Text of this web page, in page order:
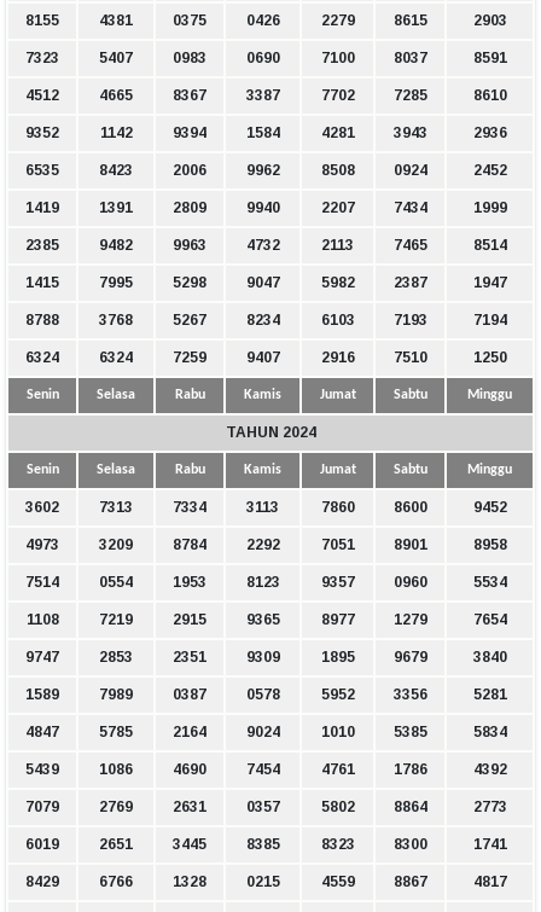
8155 4381 0375 0426 2279 8615 2903
7323 5407 0983 0690 7100 8037 8591
4512 4665 8367 3387 7702 7285 8610
9352 1142 9394 1584 4281 3943 2936
6535 8423 2006 9962 8508 0924 2452
1419 1391 2809 9940 2207 7434 1999
2385 9482 9963 4732 2113 7465 8514
1415 7995 5298 9047 5982 2387 1947
8788 3768 5267 8234 6103 7193 7194
6324 6324 7259 9407 2916 7510 1250
Senin Selasa Rabu Kamis Jumat Sabtu Minggu
TAHUN 2024
Senin Selasa Rabu Kamis Jumat Sabtu Minggu
3602 7313 7334 3113 7860 8600 9452
4973 3209 8784 2292 7051 8901 8958
7514 0554 1953 8123 9357 0960 5534
1108 7219 2915 9365 8977 1279 7654
9747 2853 2351 9309 1895 9679 3840
1589 7989 0387 0578 5952 3356 5281
4847 5785 2164 9024 1010 5385 5834
5439 1086 4690 7454 4761 1786 4392
7079 2769 2631 0357 5802 8864 2773
6019 2651 3445 8385 8323 8300 1741
8429 6766 1328 0215 4559 8867 4817